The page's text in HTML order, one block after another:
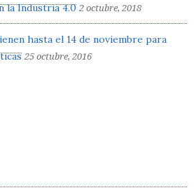
la Industria 4.0 2 octubre, 2018
hasta el 14 de noviembre para
25 octubre, 2016